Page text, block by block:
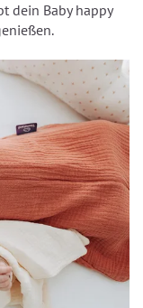
dein Baby happy